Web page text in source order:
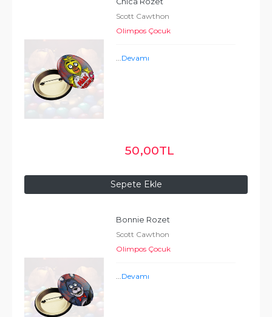
Sepete Ekle
Scott Cawthon
Olimpos Çocuk
...Devamı
50,00TL
Bonnie Rozet
Scott Cawthon
Olimpos Çocuk
...Devamı